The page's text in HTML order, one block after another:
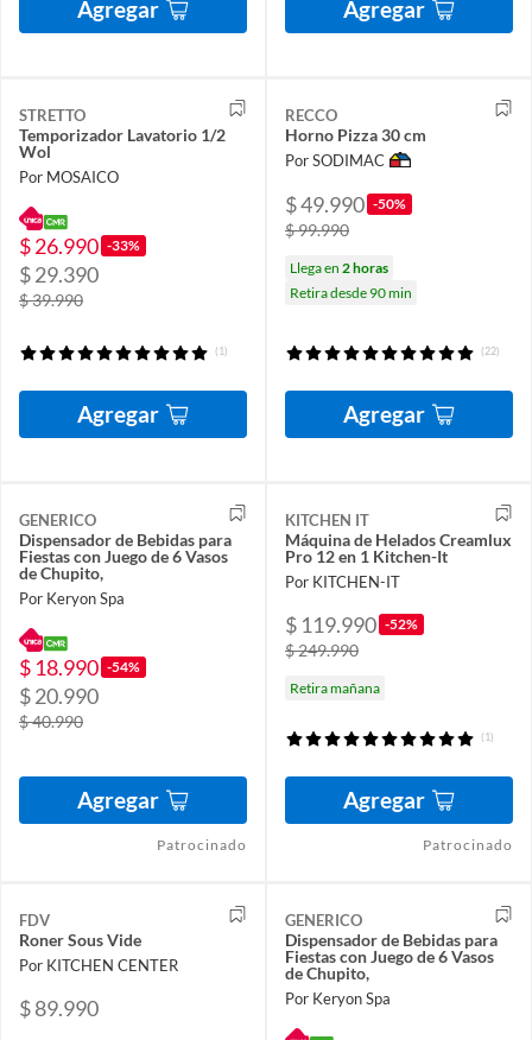
Agregar Agregar
STRETTO
Temporizador Lavatorio 1/2
Wol
Por MOSAICO
$ 26.990 -33%
$ 29.390
$ 39.990
(1)
Agregar
RECCO
Horno Pizza 30 cm
Por SODIMAC
$ 49.990 -50%
$ 99.990
Llega en 2 horas
Retira desde 90 min
(22)
Agregar
GENERICO
Dispensador de Bebidas para
Fiestas con Juego de 6 Vasos
de Chupito,
Por Keryon Spa
$ 18.990 -54%
$ 20.990
$ 40.990
Agregar
Patrocinado
KITCHEN IT
Máquina de Helados Creamlux
Pro 12 en 1 Kitchen-It
Por KITCHEN-IT
$ 119.990 -52%
$ 249.990
Retira mañana
(1)
Agregar
Patrocinado
FDV
Roner Sous Vide
Por KITCHEN CENTER
$ 89.990
GENERICO
Dispensador de Bebidas para
Fiestas con Juego de 6 Vasos
de Chupito,
Por Keryon Spa